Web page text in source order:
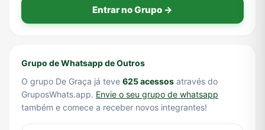
Entrar no Grupo →
Grupo de Whatsapp de Outros
O grupo De Graça já teve 625 acessos através do
GruposWhats.app. Envie o seu grupo de whatsapp
também e comece a receber novos integrantes!